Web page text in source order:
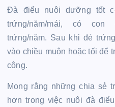
Đà điểu nuôi dưỡng tốt
trứng/năm/mái, có
trứng/năm. Sau khi đẻ
vào chiều muộn hoặc tối để
công.
Mong rằng những chia sẻ
hơn trong việc nuôi đà